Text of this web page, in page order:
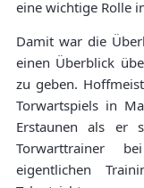
eine wichtige Rolle
Damit war die
einen Überblick
zu geben.
Torwartspiels in
Erstaunen als er
Torwarttrainer
eigentlichen